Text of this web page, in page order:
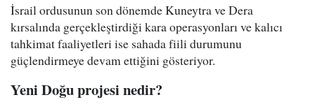
İsrail ordusunun son dönemde Kuneytra ve Dera
kırsalında gerçekleştirdiği kara operasyonları ve kalıcı
tahkimat faaliyetleri ise sahada fiili durumunu
güçlendirmeye devam ettiğini gösteriyor.
Yeni Doğu projesi nedir?